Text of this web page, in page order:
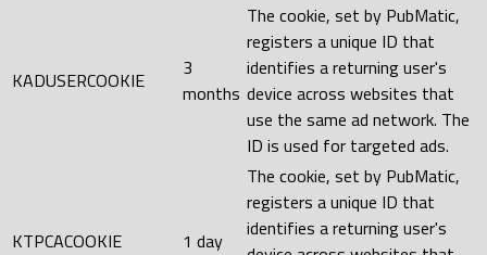
KADUSERCOOKIE
3
months
The cookie, set by PubMatic,
registers a unique ID that
identifies a returning user's
device across websites that
use the same ad network. The
ID is used for targeted ads.
KTPCACOOKIE 1 day
The cookie, set by PubMatic,
registers a unique ID that
identifies a returning user's